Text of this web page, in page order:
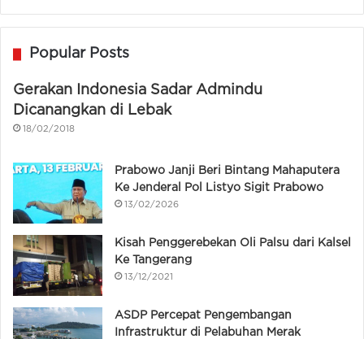
Popular Posts
Gerakan Indonesia Sadar Admindu
Dicanangkan di Lebak
18/02/2018
Prabowo Janji Beri Bintang Mahaputera
Ke Jenderal Pol Listyo Sigit Prabowo
13/02/2026
Kisah Penggerebekan Oli Palsu dari Kalsel
Ke Tangerang
13/12/2021
ASDP Percepat Pengembangan
Infrastruktur di Pelabuhan Merak